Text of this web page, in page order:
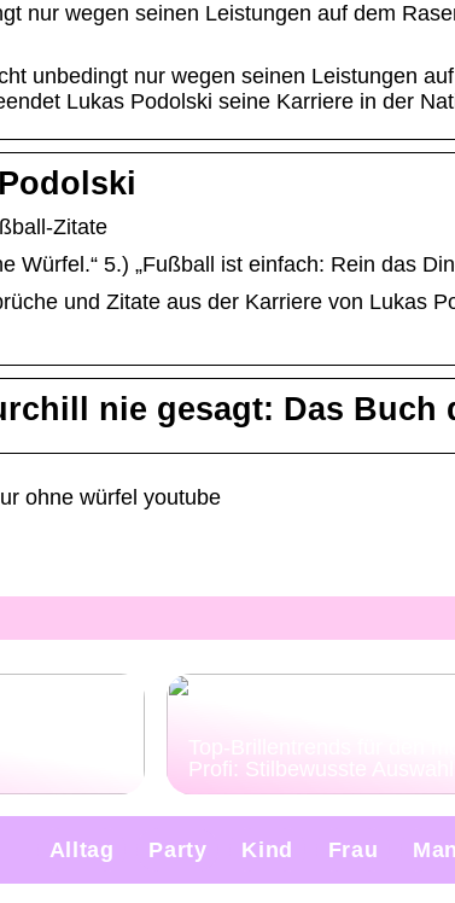
nur wegen seinen Leistungen auf dem
unbedingt nur wegen seinen Leistungen
Lukas Podolski seine Karriere in der
Zitate
Würfel.“ 5.) „Fußball ist einfach: Rein das
und Zitate aus der Karriere von Lukas
nie gesagt: Das
ohne würfel youtube
Top-Brillentrends für den
Profi: Stilbewusste Auswahl
Alltag Party Kind Frau